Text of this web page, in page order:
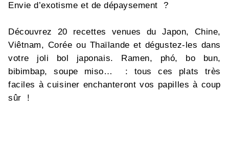
Envie d’exotisme et de dépaysement ?
Découvrez 20 recettes venues du Japon, Chine,
Viêtnam, Corée ou Thaïlande et dégustez-les dans
votre joli bol japonais. Ramen, phó, bo bun,
bibimbap, soupe miso… : tous ces plats très
faciles à cuisiner enchanteront vos papilles à coup
sûr !